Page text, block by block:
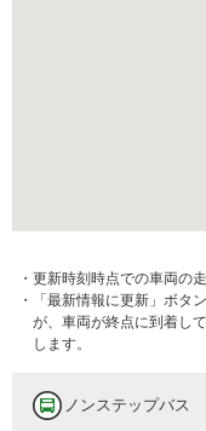
・更新時刻時点での車両の
・「最新情報に更新」ボタ
が、車両が終点に到着し
します。
ノンステップバス